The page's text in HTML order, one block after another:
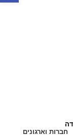
חברות וארגונים